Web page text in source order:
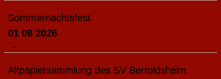
Sommernachtsfest
01 08 2026
-
Altpapiersammlung des SV Bertoldsheim